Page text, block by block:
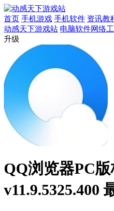
首页 手机游戏 手机软件 资讯教
动感天下游戏站 电脑软件网络
升级
QQ浏览器PC
v11.9.5325.400